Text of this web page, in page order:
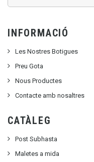
INFORMACIÓ
Les Nostres Botigues
Preu Gota
Nous Productes
Contacte amb nosaltres
CATÀLEG
Post Subhasta
Maletes a mida